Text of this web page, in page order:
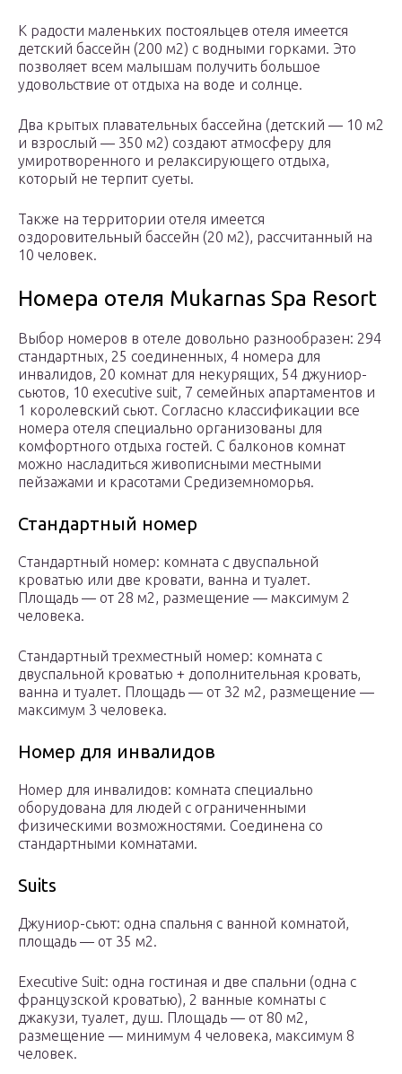
К радости маленьких постояльцев отеля имеется
детский бассейн (200 м2) с водными горками. Это
позволяет всем малышам получить большое
удовольствие от отдыха на воде и солнце.
Два крытых плавательных бассейна (детский — 10 м2
и взрослый — 350 м2) создают атмосферу для
умиротворенного и релаксирующего отдыха,
который не терпит суеты.
Также на территории отеля имеется
оздоровительный бассейн (20 м2), рассчитанный на
10 человек.
Номера отеля Mukarnas Spa Resort
Выбор номеров в отеле довольно разнообразен: 294
стандартных, 25 соединенных, 4 номера для
инвалидов, 20 комнат для некурящих, 54 джуниор-
сьютов, 10 executive suit, 7 семейных апартаментов и
1 королевский сьют. Согласно классификации все
номера отеля специально организованы для
комфортного отдыха гостей. С балконов комнат
можно насладиться живописными местными
пейзажами и красотами Средиземноморья.
Стандартный номер
Стандартный номер: комната с двуспальной
кроватью или две кровати, ванна и туалет.
Площадь — от 28 м2, размещение — максимум 2
человека.
Стандартный трехместный номер: комната с
двуспальной кроватью + дополнительная кровать,
ванна и туалет. Площадь — от 32 м2, размещение —
максимум 3 человека.
Номер для инвалидов
Номер для инвалидов: комната специально
оборудована для людей с ограниченными
физическими возможностями. Соединена со
стандартными комнатами.
Suits
Джуниор-сьют: одна спальня с ванной комнатой,
площадь — от 35 м2.
Executive Suit: одна гостиная и две спальни (одна с
французской кроватью), 2 ванные комнаты с
джакузи, туалет, душ. Площадь — от 80 м2,
размещение — минимум 4 человека, максимум 8
человек.